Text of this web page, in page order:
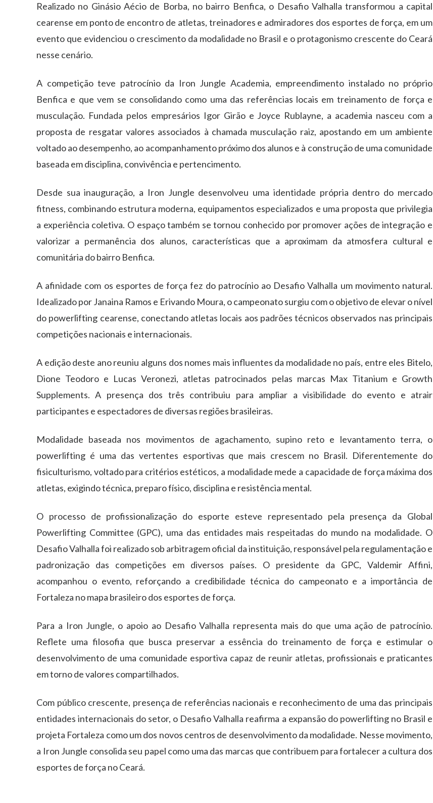
Realizado no Ginásio Aécio de Borba, no bairro Benfica, o Desafio Valhalla transformou a capital
cearense em ponto de encontro de atletas, treinadores e admiradores dos esportes de força, em um
evento que evidenciou o crescimento da modalidade no Brasil e o protagonismo crescente do Ceará
nesse cenário.
A competição teve patrocínio da Iron Jungle Academia, empreendimento instalado no próprio
Benfica e que vem se consolidando como uma das referências locais em treinamento de força e
musculação. Fundada pelos empresários Igor Girão e Joyce Rublayne, a academia nasceu com a
proposta de resgatar valores associados à chamada musculação raiz, apostando em um ambiente
voltado ao desempenho, ao acompanhamento próximo dos alunos e à construção de uma comunidade
baseada em disciplina, convivência e pertencimento.
Desde sua inauguração, a Iron Jungle desenvolveu uma identidade própria dentro do mercado
fitness, combinando estrutura moderna, equipamentos especializados e uma proposta que privilegia
a experiência coletiva. O espaço também se tornou conhecido por promover ações de integração e
valorizar a permanência dos alunos, características que a aproximam da atmosfera cultural e
comunitária do bairro Benfica.
A afinidade com os esportes de força fez do patrocínio ao Desafio Valhalla um movimento natural.
Idealizado por Janaina Ramos e Erivando Moura, o campeonato surgiu com o objetivo de elevar o nível
do powerlifting cearense, conectando atletas locais aos padrões técnicos observados nas principais
competições nacionais e internacionais.
A edição deste ano reuniu alguns dos nomes mais influentes da modalidade no país, entre eles Bitelo,
Dione Teodoro e Lucas Veronezi, atletas patrocinados pelas marcas Max Titanium e Growth
Supplements. A presença dos três contribuiu para ampliar a visibilidade do evento e atrair
participantes e espectadores de diversas regiões brasileiras.
Modalidade baseada nos movimentos de agachamento, supino reto e levantamento terra, o
powerlifting é uma das vertentes esportivas que mais crescem no Brasil. Diferentemente do
fisiculturismo, voltado para critérios estéticos, a modalidade mede a capacidade de força máxima dos
atletas, exigindo técnica, preparo físico, disciplina e resistência mental.
O processo de profissionalização do esporte esteve representado pela presença da Global
Powerlifting Committee (GPC), uma das entidades mais respeitadas do mundo na modalidade. O
Desafio Valhalla foi realizado sob arbitragem oficial da instituição, responsável pela regulamentação e
padronização das competições em diversos países. O presidente da GPC, Valdemir Affini,
acompanhou o evento, reforçando a credibilidade técnica do campeonato e a importância de
Fortaleza no mapa brasileiro dos esportes de força.
Para a Iron Jungle, o apoio ao Desafio Valhalla representa mais do que uma ação de patrocínio.
Reflete uma filosofia que busca preservar a essência do treinamento de força e estimular o
desenvolvimento de uma comunidade esportiva capaz de reunir atletas, profissionais e praticantes
em torno de valores compartilhados.
Com público crescente, presença de referências nacionais e reconhecimento de uma das principais
entidades internacionais do setor, o Desafio Valhalla reafirma a expansão do powerlifting no Brasil e
projeta Fortaleza como um dos novos centros de desenvolvimento da modalidade. Nesse movimento,
a Iron Jungle consolida seu papel como uma das marcas que contribuem para fortalecer a cultura dos
esportes de força no Ceará.